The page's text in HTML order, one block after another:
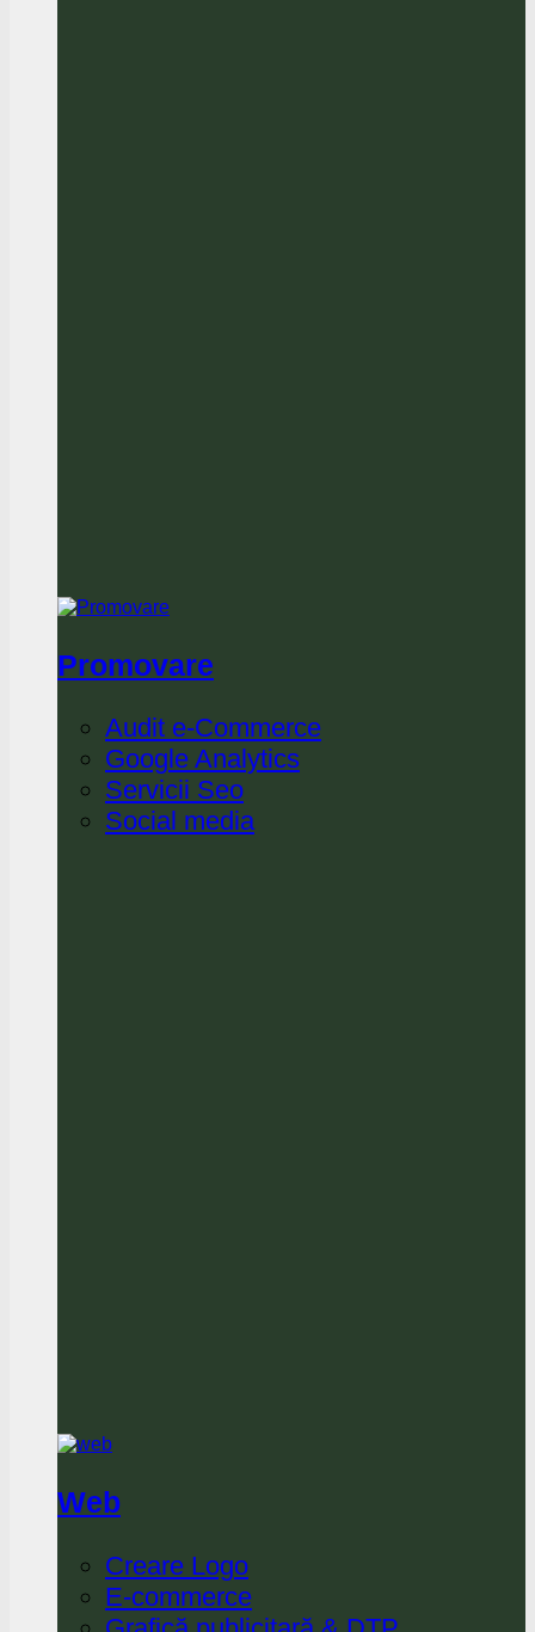
Promovare
Audit e-Commerce
Google Analytics
Servicii Seo
Social media
Web
Creare Logo
E-commerce